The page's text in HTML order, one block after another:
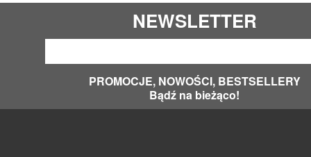
NEWSLETTER
PROMOCJE, NOWOŚCI, BESTSELLERY
Bądź na bieżąco!